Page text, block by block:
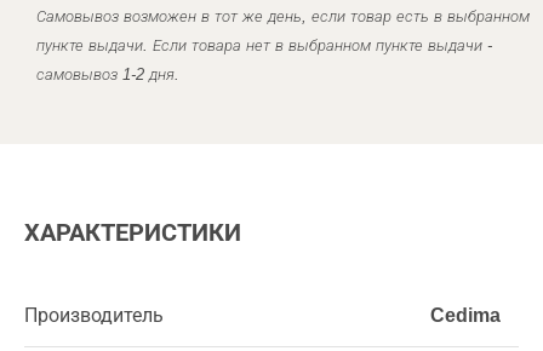
Самовывоз возможен в тот же день, если товар есть в выбранном
пункте выдачи. Если товара нет в выбранном пункте выдачи -
самовывоз 1-2 дня.
ХАРАКТЕРИСТИКИ
Производитель Cedima